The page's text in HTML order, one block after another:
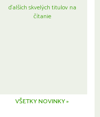
ďalších skvelých titulov na
čítanie
VŠETKY NOVINKY »